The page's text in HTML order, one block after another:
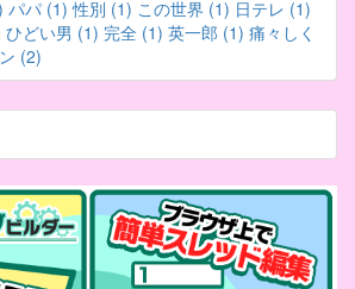
パパ (1) 性別 (1) この世界 (1) 日テレ (1)
ひどい男 (1) 完全 (1) 英一郎 (1) 痛々しく
(2)